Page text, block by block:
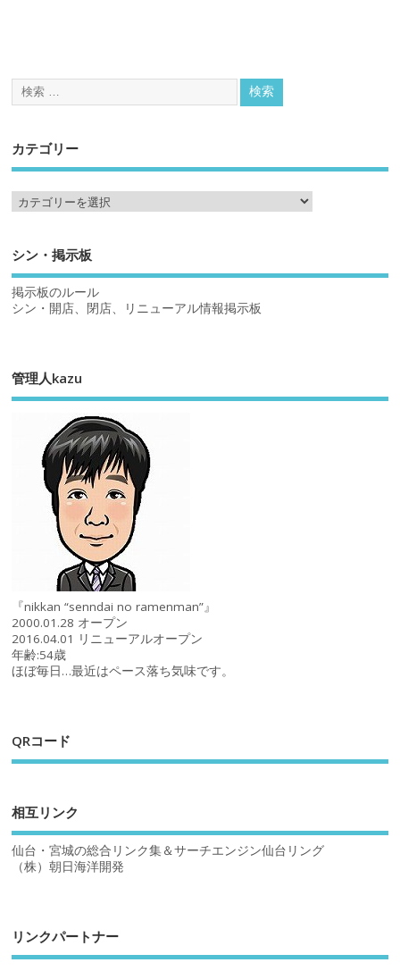
カテゴリー
シン・掲示板
掲示板のルール
シン・開店、閉店、リニューアル情報掲示板
管理人kazu
『nikkan “senndai no ramenman”』
2000.01.28 オープン
2016.04.01 リニューアルオープン
年齢:54歳
ほぼ毎日…最近はペース落ち気味です。
QRコード
相互リンク
仙台・宮城の総合リンク集＆サーチエンジン仙台リング
（株）朝日海洋開発
リンクパートナー